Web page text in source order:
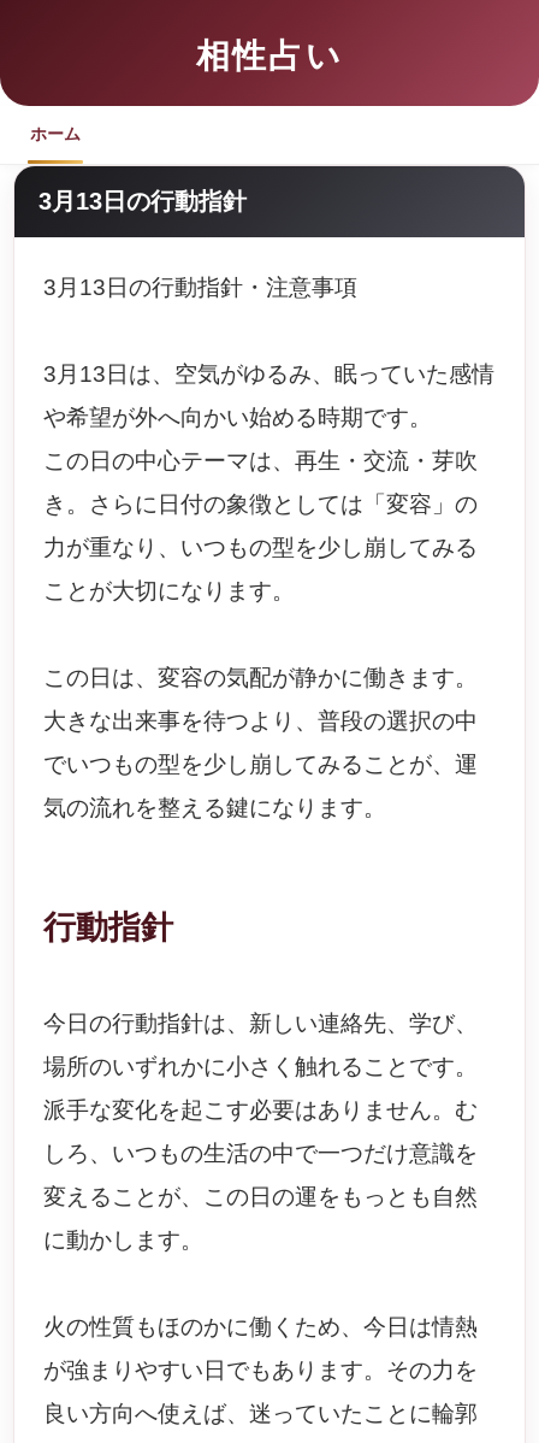
相性占い
ホーム
3月13日の行動指針
3月13日の行動指針・注意事項
3月13日は、空気がゆるみ、眠っていた感情
や希望が外へ向かい始める時期です。
この日の中心テーマは、再生・交流・芽吹
き。さらに日付の象徴としては「変容」の
力が重なり、いつもの型を少し崩してみる
ことが大切になります。
この日は、変容の気配が静かに働きます。
大きな出来事を待つより、普段の選択の中
でいつもの型を少し崩してみることが、運
気の流れを整える鍵になります。
行動指針
今日の行動指針は、新しい連絡先、学び、
場所のいずれかに小さく触れることです。
派手な変化を起こす必要はありません。む
しろ、いつもの生活の中で一つだけ意識を
変えることが、この日の運をもっとも自然
に動かします。
火の性質もほのかに働くため、今日は情熱
が強まりやすい日でもあります。その力を
良い方向へ使えば、迷っていたことに輪郭